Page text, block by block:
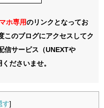
ホ専用のリンクとなってお
このブログにアクセスしてク
信サービス（UNEXTや
ださいませ。
す]